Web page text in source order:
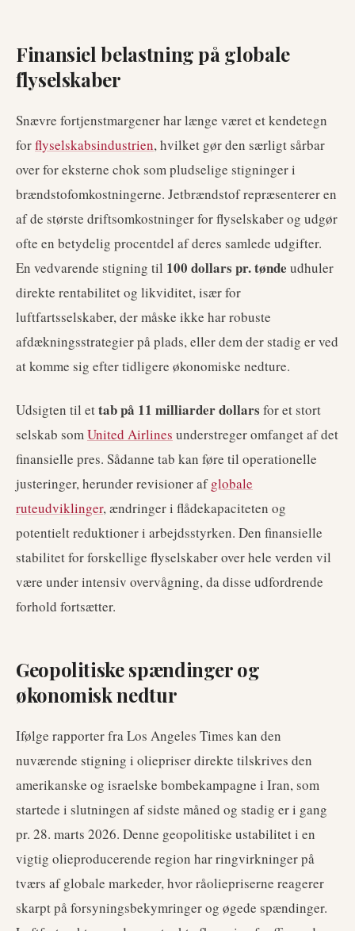
Finansiel belastning på globale
flyselskaber
Snævre fortjenstmargener har længe været et kendetegn
forflyselskabsindustrien, hvilket gør den særligt sårbar
over for eksterne chok som pludselige stigninger i
brændstofomkostningerne. Jetbrændstof repræsenterer en
af de største driftsomkostninger for flyselskaber og udgør
ofte en betydelig procentdel af deres samlede udgifter.
En vedvarende stigning til 100 dollars pr. tønde udhuler
direkte rentabilitet og likviditet, især for
luftfartsselskaber, der måske ikke har robuste
afdækningsstrategier på plads, eller dem der stadig er ved
at komme sig efter tidligere økonomiske nedture.
Udsigten til ettab på 11 milliarder dollars for et stort
selskab somUnited Airlines understreger omfanget af det
finansielle pres. Sådanne tab kan føre til operationelle
justeringer, herunder revisioner afglobale
ruteudviklinger, ændringer i flådekapaciteten og
potentielt reduktioner i arbejdsstyrken. Den finansielle
stabilitet for forskellige flyselskaber over hele verden vil
være under intensiv overvågning, da disse udfordrende
forhold fortsætter.
Geopolitiske spændinger og
økonomisk nedtur
Ifølge rapporter fra Los Angeles Times kan den
nuværende stigning i oliepriser direkte tilskrives den
amerikanske og israelske bombekampagne i Iran, som
startede i slutningen af sidste måned og stadig er i gang
pr. 28. marts 2026. Denne geopolitiske ustabilitet i en
vigtig olieproducerende region har ringvirkninger på
tværs af globale markeder, hvor råoliepriserne reagerer
skarpt på forsyningsbekymringer og øgede spændinger.